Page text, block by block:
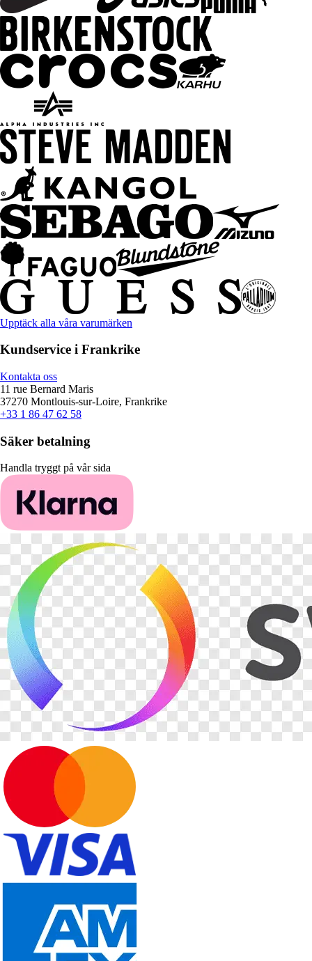
Upptäck alla våra varumärken
Kundservice i Frankrike
Kontakta oss
11 rue Bernard Maris
37270 Montlouis-sur-Loire, Frankrike
+33 1 86 47 62 58
Säker betalning
Handla tryggt på vår sida